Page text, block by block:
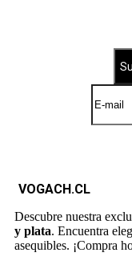
VOGACH.CL
Descubre nuestra
y plata. Encuentra
asequibles. ¡Compra